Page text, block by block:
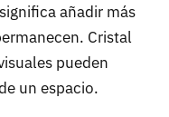
añadir más
Cristal
pueden
un espacio.